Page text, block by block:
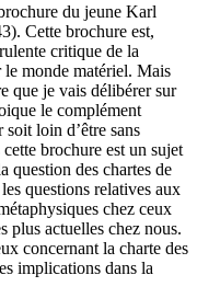
du jeune Karl
Cette brochure est,
critique de la
le monde matériel. Mais
que je vais délibérer sur
le complément
loin d’être sans
brochure est un sujet
question des chartes de
questions relatives aux
chez ceux
plus actuelles chez nous.
concernant la charte des
implications dans la